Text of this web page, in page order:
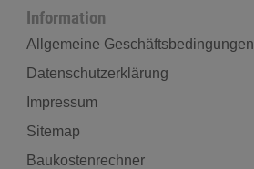
Information
Allgemeine Geschäftsbedingungen
Datenschutzerklärung
Impressum
Sitemap
Baukostenrechner